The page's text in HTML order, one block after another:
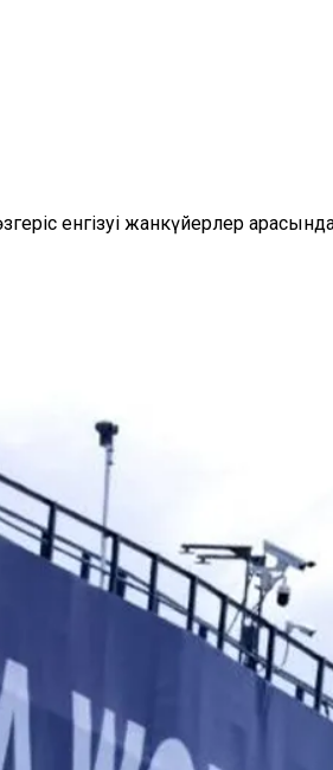
енгізуі жанкүйерлер